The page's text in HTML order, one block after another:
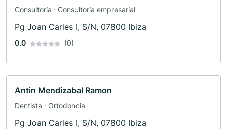
Consultoría · Consultoría empresarial
Pg Joan Carles I, S/N, 07800 Ibiza
0.0 (0)
Antin Mendizabal Ramon
Dentista · Ortodoncia
Pg Joan Carles I, S/N, 07800 Ibiza